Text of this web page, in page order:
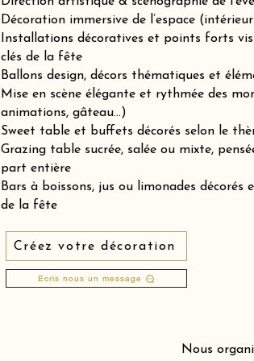
Décoration immersive de l’espace
Installations décoratives et points forts
clés de la fête
Ballons design, décors thématiques et
Mise en scène élégante et rythmée des
animations, gâteau…)
Sweet table et buffets décorés selon le
Grazing table sucrée, salée ou mixte,
part entière
Bars à boissons, jus ou limonades décorés
de la fête
Créez votre décoration
Ecris nous un message
Nous